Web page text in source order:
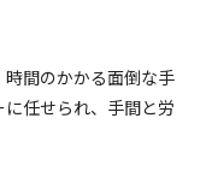
間のかかる面倒な手
任せられ、手間と労